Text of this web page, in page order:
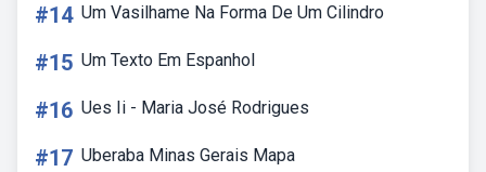
#14 Um Vasilhame Na Forma De Um Cilindro
#15 Um Texto Em Espanhol
#16 Ues Ii - Maria José Rodrigues
#17 Uberaba Minas Gerais Mapa